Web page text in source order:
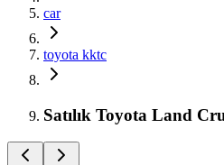
car
toyota kktc
Satılık Toyota Land